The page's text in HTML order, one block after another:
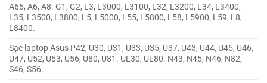
A65, A6, A8. G1, G2, L3, L3000, L3100, L32, L3200, L34, L3400,
L35, L3500, L3800, L5, L5000, L55, L5800, L58, L5900, L59, L8,
L8400.
Sạc laptop Asus P42, U30, U31, U33, U35, U37, U43, U44, U45, U46,
U47, U52, U53, U56, U80, U81. UL30, UL80. N43, N45, N46, N82,
S46, S56.